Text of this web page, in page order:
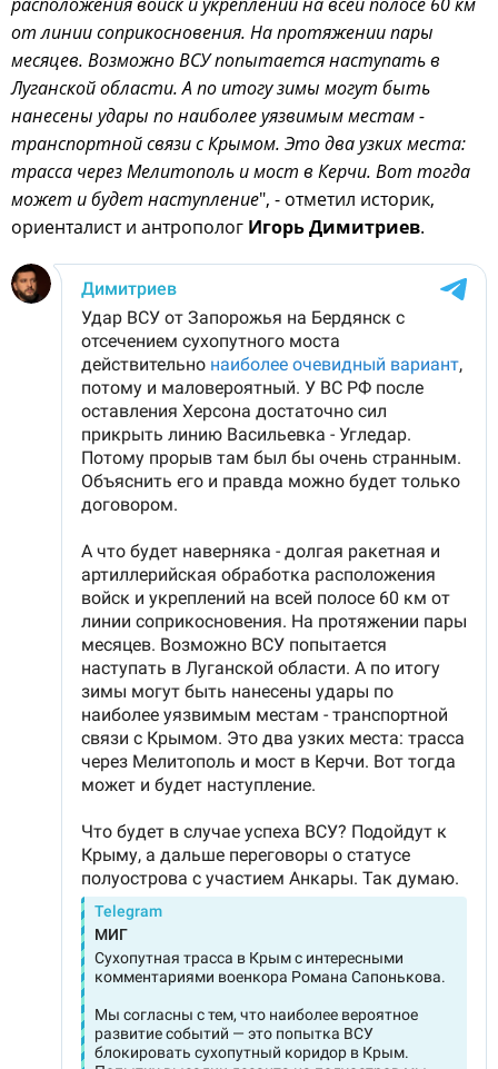
от линии соприкосновения. На протяжении пары
месяцев. Возможно ВСУ попытается наступать в
Луганской области. А по итогу зимы могут быть
нанесены удары по наиболее уязвимым местам -
транспортной связи с Крымом. Это два узких места:
трасса через Мелитополь и мост в Керчи. Вот тогда
может и будет наступление", - отметил историк,
ориенталист и антрополог Игорь Димитриев.